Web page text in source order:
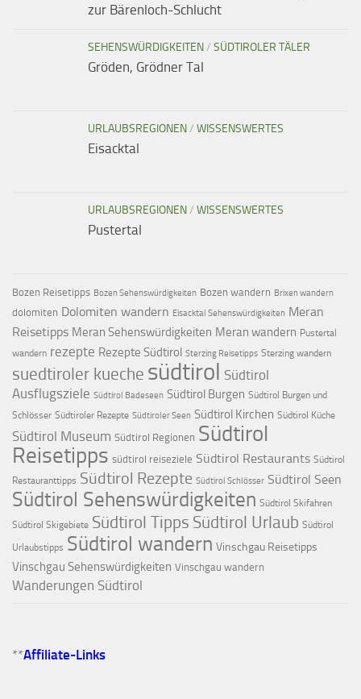
zur Bärenloch-Schlucht
SEHENSWÜRDIGKEITEN/ SÜDTIROLER TÄLER
Gröden, Grödner Tal
URLAUBSREGIONEN/ WISSENSWERTES
Eisacktal
URLAUBSREGIONEN/ WISSENSWERTES
Pustertal
Bozen Reisetipps Bozen Sehenswürdigkeiten Bozen wandern Brixen wandern
dolomiten Dolomiten wandern Eisacktal Sehenswürdigkeiten Meran
Reisetipps Meran Sehenswürdigkeiten Meran wandern Pustertal
wandern rezepte Rezepte Südtirol Sterzing Reisetipps Sterzing wandern
suedtiroler kueche südtirol Südtirol
Ausflugsziele Südtirol Badeseen Südtirol Burgen Südtirol Burgen und
Schlösser Südtiroler Rezepte Südtiroler Seen Südtirol Kirchen Südtirol Küche
Südtirol Museum Südtirol Regionen Südtirol
Reisetipps südtirol reiseziele Südtirol Restaurants Südtirol
Restauranttipps Südtirol Rezepte Südtirol Schlösser Südtirol Seen
Südtirol Sehenswürdigkeiten Südtirol Skifahren
Südtirol Skigebiete Südtirol Tipps Südtirol Urlaub Südtirol
Urlaubstipps Südtirol wandern Vinschgau Reisetipps
Vinschgau Sehenswürdigkeiten Vinschgau wandern
Wanderungen Südtirol
**Affiliate-Links